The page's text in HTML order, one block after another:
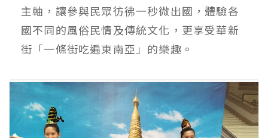
主軸，讓參與民眾彷彿一秒微出國，體驗各
國不同的風俗民情及傳統文化，更享受華新
街「一條街吃遍東南亞」的樂趣。